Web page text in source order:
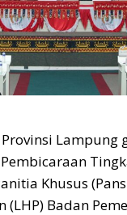
Provinsi Lampung
Khusus
(LHP) Badan